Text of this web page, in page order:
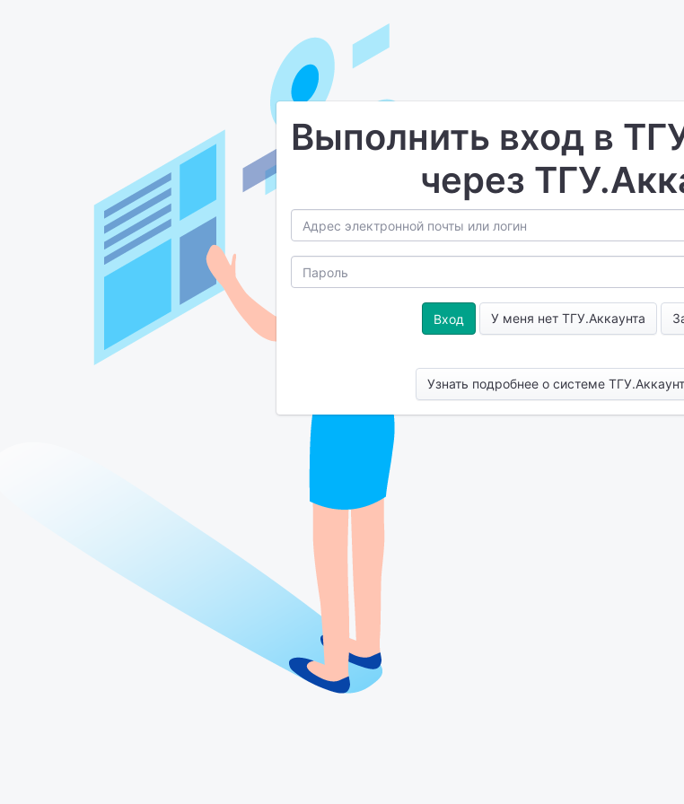
Выполнить вход в
через
У меня нет ТГУ.Аккаунта
Узнать подробнее о системе